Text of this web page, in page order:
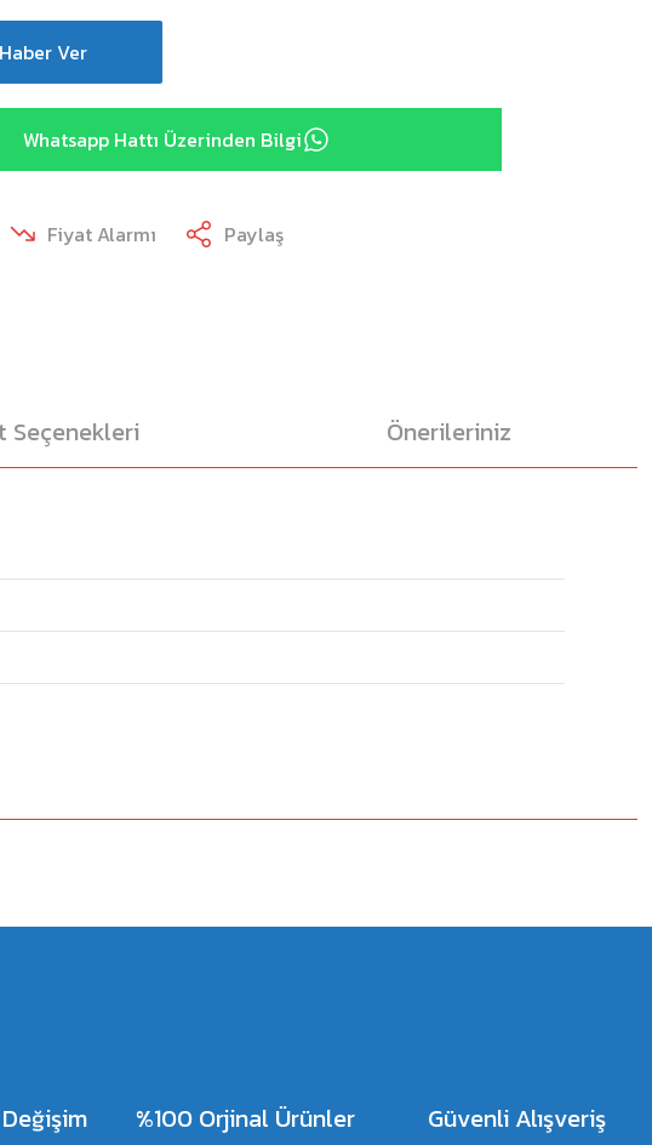
Ver
Whatsapp Hattı Üzerinden Bilgi
Fiyat Alarmı Paylaş
Seçenekleri Önerileriniz
%100 Orjinal Ürünler Güvenli Alışveriş